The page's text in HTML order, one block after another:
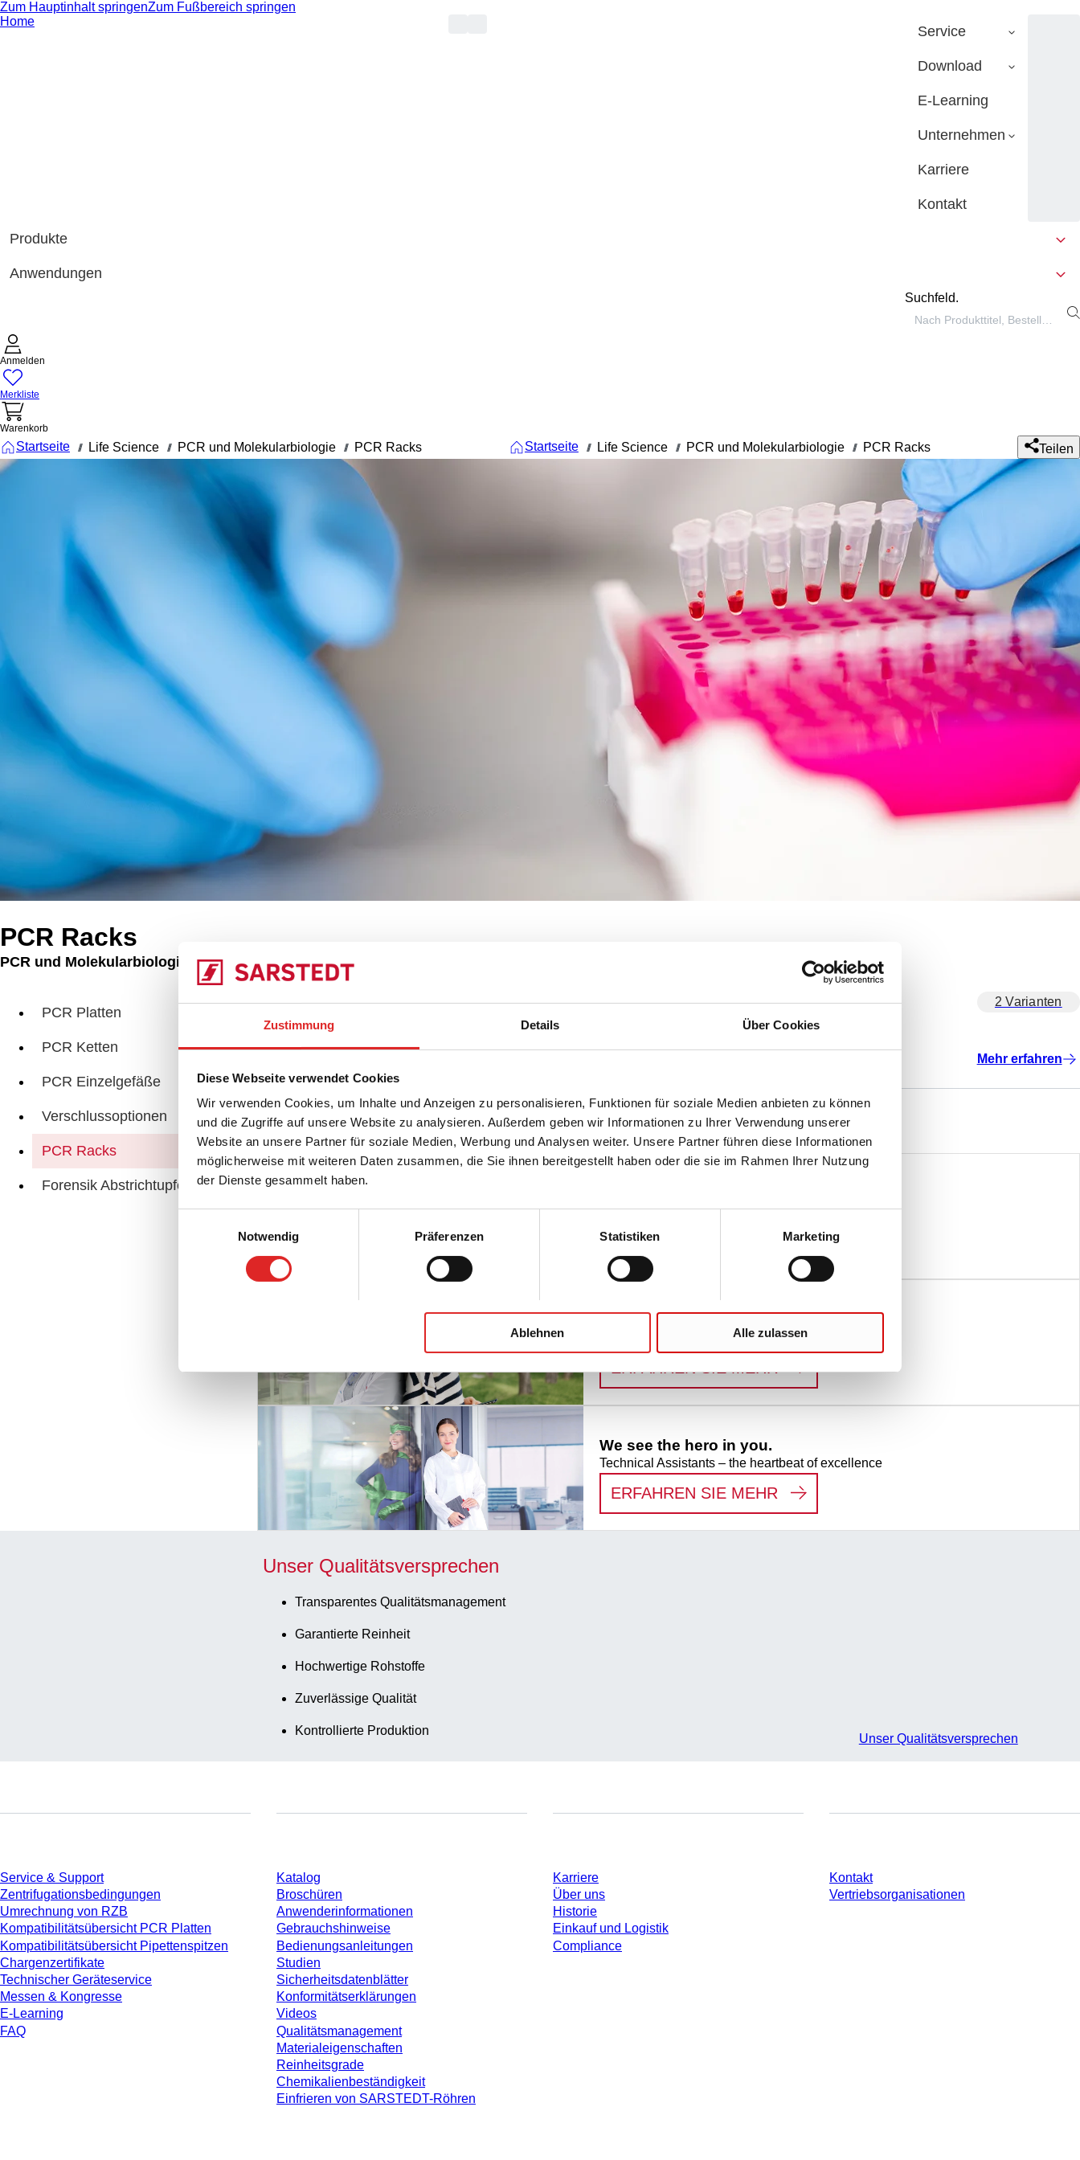
Zustimmung Details Über Cookies
Diese Webseite verwendet Cookies
Wir verwenden Cookies, um Inhalte und Anzeigen zu personalisieren, Funktionen für soziale Medien anbieten zu können
und die Zugriffe auf unsere Website zu analysieren. Außerdem geben wir Informationen zu Ihrer Verwendung unserer
Website an unsere Partner für soziale Medien, Werbung und Analysen weiter. Unsere Partner führen diese Informationen
möglicherweise mit weiteren Daten zusammen, die Sie ihnen bereitgestellt haben oder die sie im Rahmen Ihrer Nutzung
der Dienste gesammelt haben.
Notwendig
Präferenzen Statistiken Marketing
Ablehnen Alle zulassen
Zum Hauptinhalt springenZum Fußbereich springen
Home
Service
Download
E-Learning
Unternehmen
Karriere
Kontakt
Produkte
Anwendungen
Suchfeld.
Anmelden
Merkliste
Warenkorb
Startseite /// Life Science /// PCR und Molekularbiologie /// PCR Racks Startseite /// Life Science /// PCR und Molekularbiologie /// PCR Racks Teilen
PCR Racks
PCR und Molekularbiologie
PCR Platten
PCR Ketten
PCR Einzelgefäße
Verschlussoptionen
PCR Racks
Forensik Abstrichtupfer
Produkte
IsoFreeze® PCR Rack 2 Varianten
Mehr erfahren
Verwandte Seiten
Von der Probenentnahme bis zur Sequenzanalyse
ERFAHREN SIE MEHR :MISSION-READY MATERIALS
Life Science
Life is not always science. But science is our Life.
ERFAHREN SIE MEHR
We see the hero in you.
Technical Assistants – the heartbeat of excellence
ERFAHREN SIE MEHR WE SEE THE HERO IN YOU.
Unser Qualitätsversprechen
Transparentes Qualitätsmanagement
Garantierte Reinheit
Hochwertige Rohstoffe
Zuverlässige Qualität
Kontrollierte Produktion
Unser Qualitätsversprechen
Service & Support
Zentrifugationsbedingungen
Umrechnung von RZB
Kompatibilitätsübersicht PCR Platten
Kompatibilitätsübersicht Pipettenspitzen
Chargenzertifikate
Technischer Geräteservice
Messen & Kongresse
E-Learning
FAQ
Katalog
Broschüren
Anwenderinformationen
Gebrauchshinweise
Bedienungsanleitungen
Studien
Sicherheitsdatenblätter
Konformitätserklärungen
Videos
Qualitätsmanagement
Materialeigenschaften
Reinheitsgrade
Chemikalienbeständigkeit
Einfrieren von SARSTEDT-Röhren
Karriere
Über uns
Historie
Einkauf und Logistik
Compliance
Kontakt
Vertriebsorganisationen